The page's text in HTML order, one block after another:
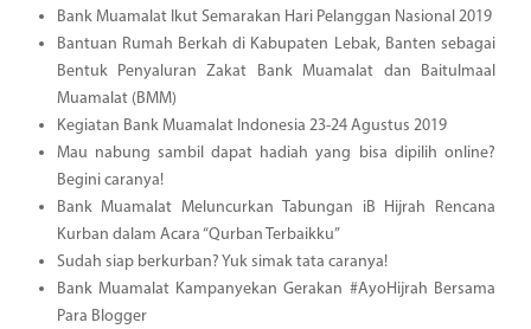
Bank Muamalat Ikut Semarakan Hari Pelanggan Nasional 2019
Bantuan Rumah Berkah di Kabupaten Lebak, Banten sebagai
Bentuk Penyaluran Zakat Bank Muamalat dan Baitulmaal
Muamalat (BMM)
Kegiatan Bank Muamalat Indonesia 23-24 Agustus 2019
Mau nabung sambil dapat hadiah yang bisa dipilih online?
Begini caranya!
Bank Muamalat Meluncurkan Tabungan iB Hijrah Rencana
Kurban dalam Acara “Qurban Terbaikku”
Sudah siap berkurban? Yuk simak tata caranya!
Bank Muamalat Kampanyekan Gerakan #AyoHijrah Bersama
Para Blogger